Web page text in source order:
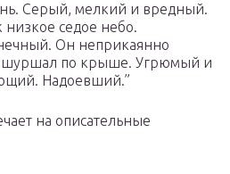
Серый, мелкий и вредный.
седое небо.
Он неприкаянно
шуршал по крыше. Угрюмый и
Надоевший.”
на описательные